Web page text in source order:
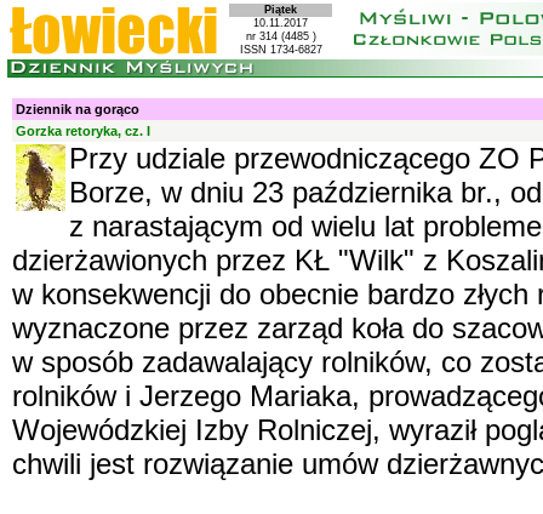
Piątek
10.11.2017
nr 314 (4485 )
ISSN 1734-6827
Dziennik na gorąco
Gorzka retoryka, cz. I
Przy udziale przewodniczącego ZO
Borze, w dniu 23 października br.,
z narastającym od wielu lat
dzierżawionych przez KŁ "Wilk" z
w konsekwencji do obecnie bardzo
wyznaczone przez zarząd koła do
w sposób zadawalający rolników, co
rolników i Jerzego Mariaka,
Wojewódzkiej Izby Rolniczej, wyraził
chwili jest rozwiązanie umów